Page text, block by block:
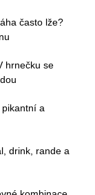
často lže?
hrnečku se
a
drink, rande a